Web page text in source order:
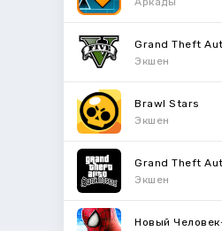
Grand Theft
Экшен
Brawl Stars
Экшен
Экшен
Новый